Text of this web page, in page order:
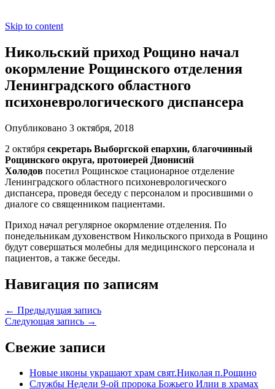
Skip to content
Никольский приход Рощино начал
окормление Рощинского отделения
Ленинградского областного
психоневрологического диспансера
Опубликовано 3 октября, 2018
2 октября секретарь Выборгской епархии, благочинный
Рощинского округа, протоиерей Дионисий
Холодов посетил Рощинское стационарное отделение
Ленинградского областного психоневрологического
диспансера, проведя беседу с персоналом и просившими о
диалоге со священником пациентами.
Приход начал регулярное окормление отделения. По
понедельникам духовенством Никольского прихода в Рощино
будут совершаться молебны для медицинского персонала и
пациентов, а также беседы.
Навигация по записям
← Предыдущая запись
Следующая запись →
Свежие записи
Новые иконы украшают храм свят.Николая п.Рощино
Службы Недели 9-ой пророка Божьего Илии в храмах